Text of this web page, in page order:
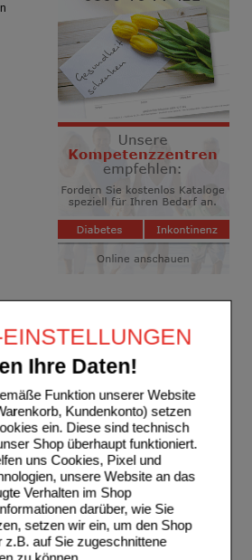
Ihre Daten!
Funktion unserer Website
Kundenkonto) setzen
ein. Diese sind technisch
Shop überhaupt funktioniert.
uns Cookies, Pixel und
unsere Website an das
Verhalten im Shop
darüber, wie Sie
setzen wir ein, um den Shop
z.B. auf Sie zugeschnittene